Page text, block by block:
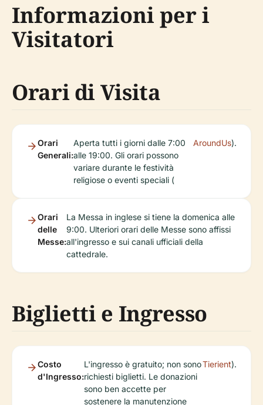
Informazioni per i
Visitatori
Orari di Visita
Orari
Generali:
Aperta tutti i giorni dalle 7:00
alle 19:00. Gli orari possono
variare durante le festività
religiose o eventi speciali (
AroundUs).
Orari
delle
Messe:
La Messa in inglese si tiene la domenica alle
9:00. Ulteriori orari delle Messe sono affissi
all'ingresso e sui canali ufficiali della
cattedrale.
Biglietti e Ingresso
Costo
d'Ingresso:
L'ingresso è gratuito; non sono
richiesti biglietti. Le donazioni
sono ben accette per
sostenere la manutenzione
Tierient).